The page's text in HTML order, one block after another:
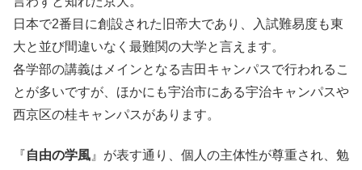
日本で2番目に創設された旧帝大であり、入試難易度も東
大と並び間違いなく最難関の大学と言えます。
各学部の講義はメインとなる吉田キャンパスで行われるこ
とが多いですが、ほかにも宇治市にある宇治キャンパスや
西京区の桂キャンパスがあります。
『 自由の学風』が表す通り、個人の主体性が尊重され、勉